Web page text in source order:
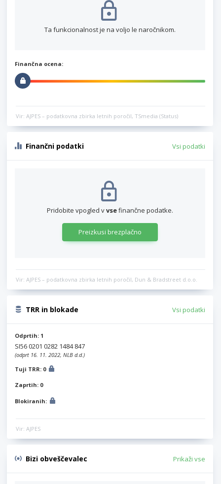
Ta funkcionalnost je na voljo le naročnikom.
Finančna ocena:
Vir: AJPES – podatkovna zbirka letnih poročil, TSmedia (Status)
Finančni podatki Vsi podatki
Pridobite vpogled vvsefinančne podatke.
Preizkusi brezplačno
Vir: AJPES – podatkovna zbirka letnih poročil, Dun & Bradstreet d.o.o.
TRR in blokade Vsi podatki
Odprtih: 1
SI56 0201 0282 1484 847
(odprt 16. 11. 2022, NLB d.d.)
Tuji TRR: 0
Zaprtih: 0
Blokiranih:
Vir: AJPES
Bizi obveščevalec Prikaži vse